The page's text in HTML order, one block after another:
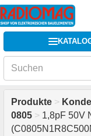
Produkte >
0805 > 1,8pF 50V